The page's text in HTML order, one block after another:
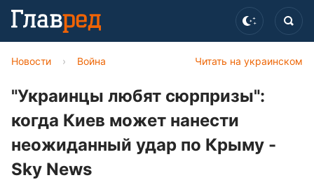
Читать на украинском
Новости › Война
"Украинцы любят сюрпризы":
когда Киев может нанести
неожиданный удар по Крыму -
Sky News